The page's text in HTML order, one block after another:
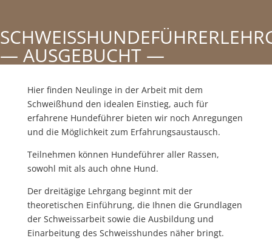
— AUSGEBUCHT —
Hier finden Neulinge in der Arbeit mit dem
Schweißhund den idealen Einstieg, auch für
erfahrene Hundeführer bieten wir noch Anregungen
und die Möglichkeit zum Erfahrungsaustausch.
Teilnehmen können Hundeführer aller Rassen,
sowohl mit als auch ohne Hund.
Der dreitägige Lehrgang beginnt mit der
theoretischen Einführung, die Ihnen die Grundlagen
der Schweissarbeit sowie die Ausbildung und
Einarbeitung des Schweisshundes näher bringt.